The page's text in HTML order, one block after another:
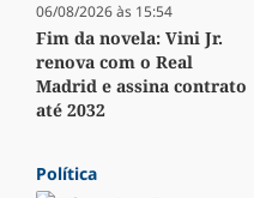
06/08/2026 às 15:54
Fim da novela: Vini Jr.
renova com o Real
Madrid e assina contrato
até 2032
Política